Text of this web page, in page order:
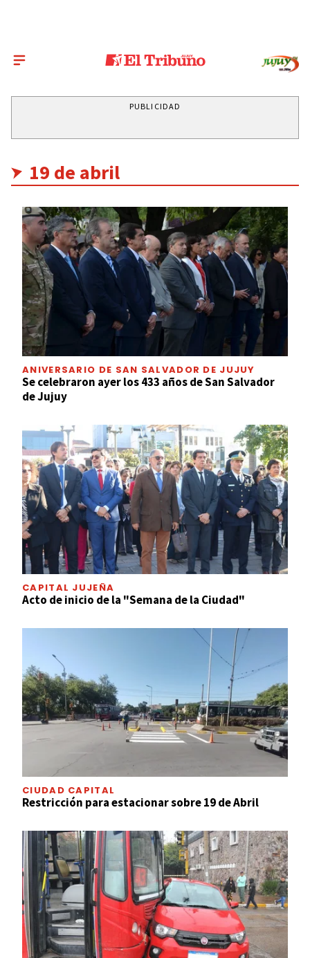
PUBLICIDAD
19 de abril
ANIVERSARIO DE SAN SALVADOR DE JUJUY
Se celebraron ayer los 433 años de San Salvador
de Jujuy
CAPITAL JUJEÑA
Acto de inicio de la "Semana de la Ciudad"
CIUDAD CAPITAL
Restricción para estacionar sobre 19 de Abril